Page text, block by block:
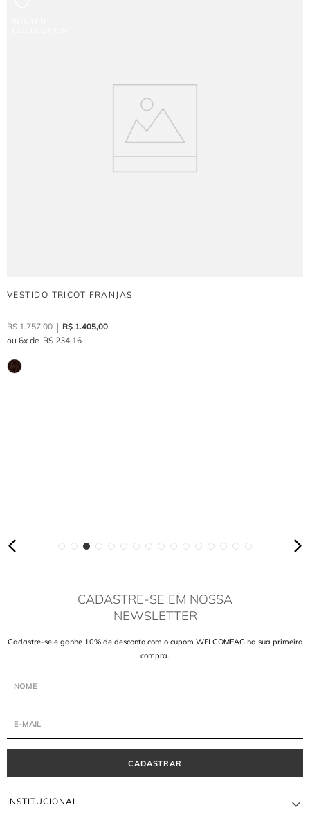
VESTIDO TRICOT FRANJAS
R$ 1.757,00 R$ 1.405,00
6
R$ 234,16
CADASTRE-SE EM NOSSA
NEWSLETTER
Cadastre-se e ganhe 10% de desconto com o cupom WELCOMEAG na sua primeira
compra.
CADASTRAR
INSTITUCIONAL